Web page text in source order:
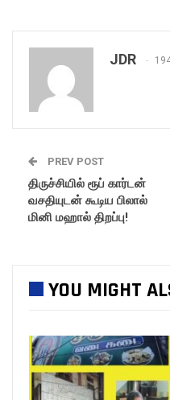
JDR
PREV POST
திருச்சியில் ரூப் கார்டன்
வசதியுடன் கூடிய பிலால்
மினி மஹால் திறப்பு!
YOU MIGHT